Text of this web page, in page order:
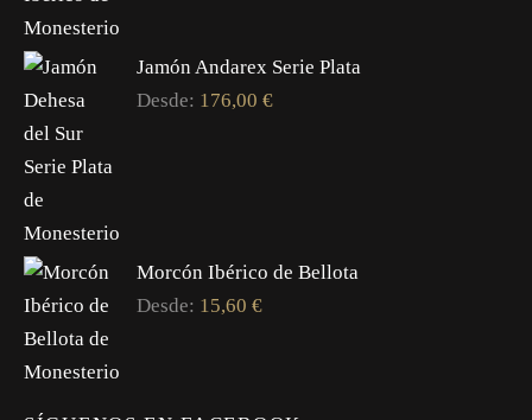
Jamón Andarex Serie Plata
Desde: 176,00 €
Morcón Ibérico de Bellota
Desde: 15,60 €